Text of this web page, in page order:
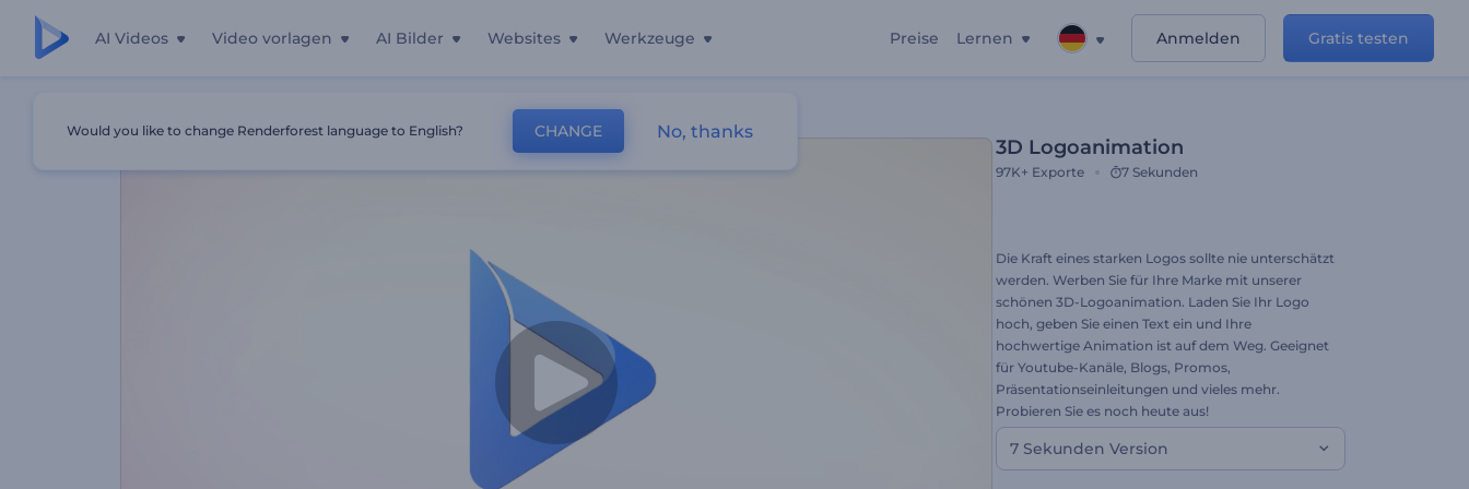
AI Videos Video vorlagen AI Bilder Websites Werkzeuge Preise Lernen Anmelden Gratis testen
3D Logoanimation
97K+ Exporte 7 Sekunden
Die Kraft eines starken Logos sollte nie unterschätzt
werden. Werben Sie für Ihre Marke mit unserer
schönen 3D-Logoanimation. Laden Sie Ihr Logo
hoch, geben Sie einen Text ein und Ihre
hochwertige Animation ist auf dem Weg. Geeignet
für Youtube-Kanäle, Blogs, Promos,
Präsentationseinleitungen und vieles mehr.
Probieren Sie es noch heute aus!
7 Sekunden Version
Would you like to change Renderforest language to English? CHANGE No, thanks